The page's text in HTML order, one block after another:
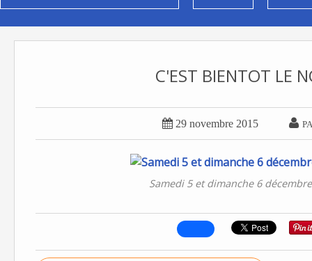
C'EST BIENTOT LE
 29 novembre 2015 
Samedi 5 et dimanche 6